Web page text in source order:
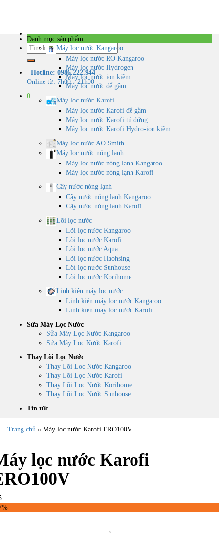
Tìm
Hotline: 0986.222.944
Online từ: 7h00 - 21h00
0
Danh mục sản phẩm
Máy lọc nước Kangaroo
Máy lọc nước RO Kangaroo
Máy lọc nước Hydrogen
Máy lọc nước ion kiềm
Máy lọc nước để gầm
Máy lọc nước Karofi
Máy lọc nước Karofi để gầm
Máy lọc nước Karofi tủ đứng
Máy lọc nước Karofi Hydro-ion kiềm
Máy lọc nước AO Smith
Máy lọc nước nóng lạnh
Máy lọc nước nóng lạnh Kangaroo
Máy lọc nước nóng lạnh Karofi
Cây nước nóng lạnh
Cây nước nóng lạnh Kangaroo
Cây nước nóng lạnh Karofi
Lõi lọc nước
Lõi lọc nước Kangaroo
Lõi lọc nước Karofi
Lõi lọc nước Aqua
Lõi lọc nước Haohsing
Lõi lọc nước Sunhouse
Lõi lọc nước Korihome
Linh kiện máy lọc nước
Linh kiện máy lọc nước Kangaroo
Linh kiện máy lọc nước Karofi
Sửa Máy Lọc Nước
Sửa Máy Lọc Nước Kangaroo
Sửa Máy Lọc Nước Karofi
Thay Lõi Lọc Nước
Thay Lõi Lọc Nước Kangaroo
Thay Lõi Lọc Nước Karofi
Thay Lõi Lọc Nước Korihome
Thay Lõi Lọc Nước Sunhouse
Tin tức
Trang chủ » Máy lọc nước Karofi ERO100V
lọc nước Karofi